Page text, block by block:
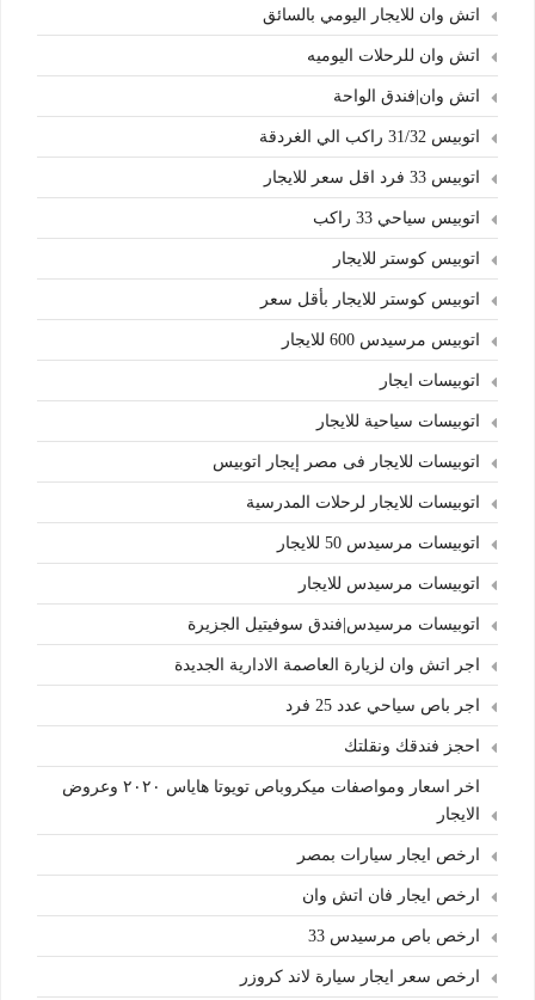
اتش وان للايجار اليومي بالسائق
اتش وان للرحلات اليوميه
اتش وان|فندق الواحة
اتوبيس 31/32 راكب الي الغردقة
اتوبيس 33 فرد اقل سعر للايجار
اتوبيس سياحي 33 راكب
اتوبيس كوستر للايجار
اتوبيس كوستر للايجار بأقل سعر
اتوبيس مرسيدس 600 للايجار
اتوبيسات ايجار
اتوبيسات سياحية للايجار
اتوبيسات للايجار فى مصر إيجار اتوبيس
اتوبيسات للايجار لرحلات المدرسية
اتوبيسات مرسيدس 50 للايجار
اتوبيسات مرسيدس للايجار
اتوبيسات مرسيدس|فندق سوفيتيل الجزيرة
اجر اتش وان لزيارة العاصمة الادارية الجديدة
اجر باص سياحي عدد 25 فرد
احجز فندقك ونقلتك
اخر اسعار ومواصفات ميكروباص تويوتا هاياس ٢٠٢٠ وعروض
الايجار
ارخص ايجار سيارات بمصر
ارخص ايجار فان اتش وان
ارخص باص مرسيدس 33
ارخص سعر ايجار سيارة لاند كروزر